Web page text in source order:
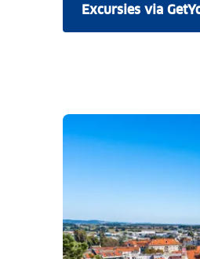
Excursies via